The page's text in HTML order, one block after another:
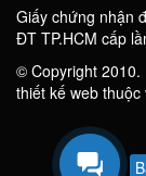
Giấy chứng nhận
ĐT TP.HCM cấp
© Copyright 2010.
thiết kế web